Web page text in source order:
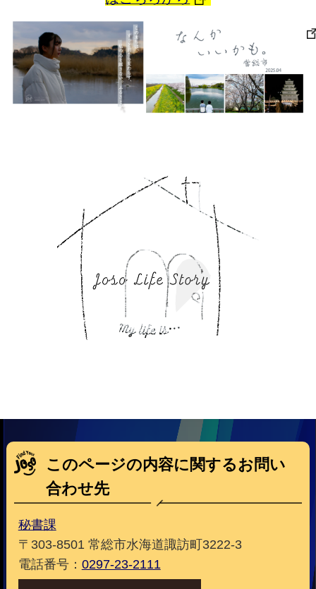
このページの内容に関するお問い
合わせ先
秘書課
〒303-8501 常総市水海道諏訪町3222-3
電話番号： 0297-23-2111